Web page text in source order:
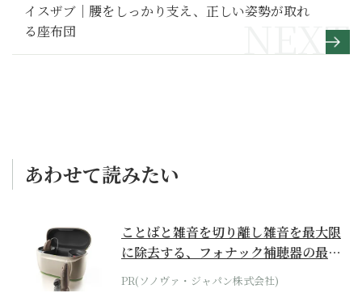
イスザブ｜腰をしっかり支え、正しい姿勢が取れ
る座布団
あわせて読みたい
ことばと雑音を切り離し雑音を最大限
に除去する、フォナック補聴器の最上
位モデル
PR(ソノヴァ・ジャパン株式会社)